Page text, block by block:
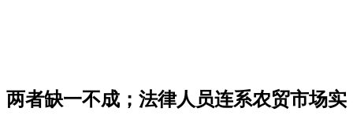
两者缺一不成；法律人员连系农贸市场实